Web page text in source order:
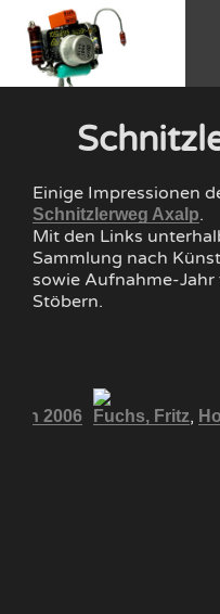
Einige Impressionen
Schnitzlerweg Axalp.
Mit den Links
Sammlung nach
sowie Aufnahme-Jahr
Stöbern.
in 2006 Fuchs, Fritz,